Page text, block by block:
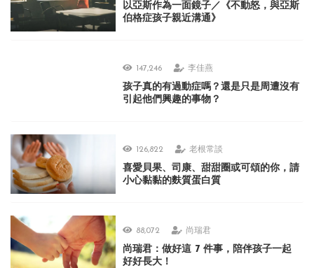
以亞斯作為一面鏡子／《不動怒，與亞斯
伯格症孩子親近溝通》
147,246 李佳燕
孩子真的有過動症嗎？還是只是周遭沒有
引起他們興趣的事物？
126,822 老根常談
喜愛貝果、司康、甜甜圈或可頌的你，請
小心黏黏的麩質蛋白質
88,072 尚瑞君
尚瑞君：做好這 7 件事，陪伴孩子一起
好好長大！